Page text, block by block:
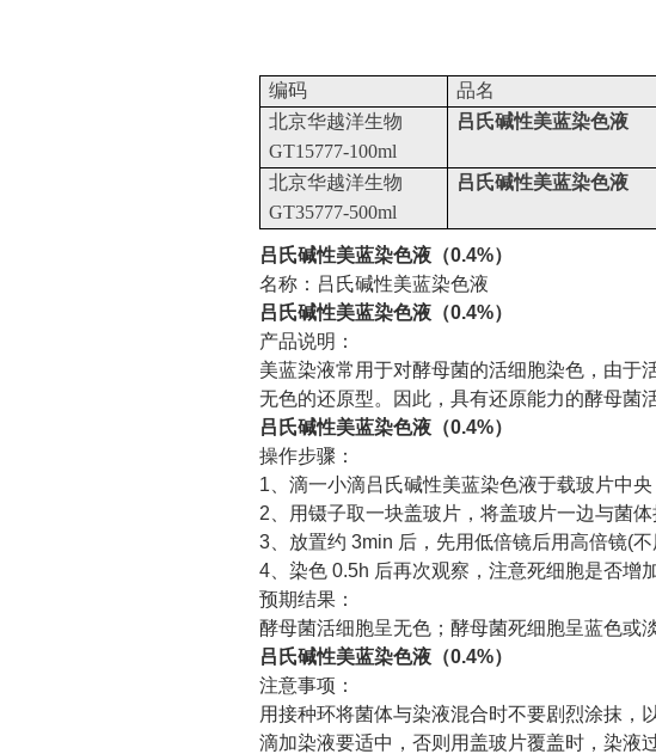
编码 品名
北京华越洋生物
GT15777-100ml
吕氏碱性美蓝染色液
北京华越洋生物
GT35777-500ml
吕氏碱性美蓝染色液
吕氏碱性美蓝染色液（0.4%）
名称：吕氏碱性美蓝染色液
吕氏碱性美蓝染色液（0.4%）
产品说明：
美蓝染液常用于对酵母菌的活细胞染色，由于
无色的还原型。因此，具有还原能力的酵母菌
吕氏碱性美蓝染色液（0.4%）
操作步骤：
1 、滴一小滴吕氏碱性美蓝染色液于载玻片中
2 、用镊子取一块盖玻片，将盖玻片一边与菌
3 、放置约 3min 后，先用低倍镜后用高倍镜(不
4 、染色 0.5h 后再次观察，注意死细胞是否增加
预期结果：
酵母菌活细胞呈无色；酵母菌死细胞呈蓝色或
吕氏碱性美蓝染色液（0.4%）
注意事项：
用接种环将菌体与染液混合时不要剧烈涂抹，
滴加染液要适中，否则用盖玻片覆盖时，染液